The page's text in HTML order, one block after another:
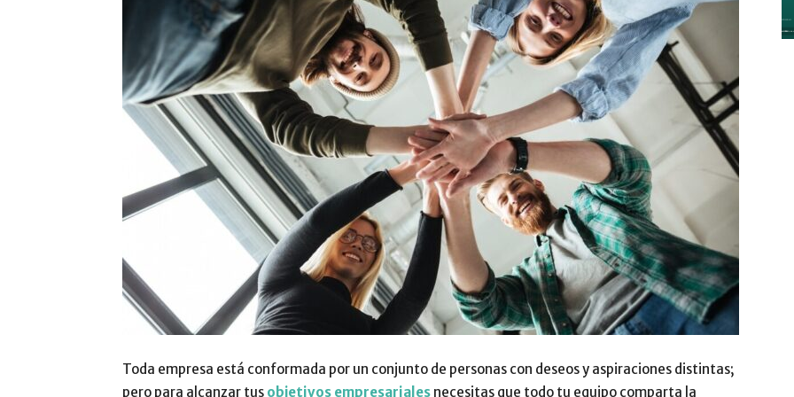
y
Digitalización
–
Toda empresa está conformada por un conjunto de personas con deseos y aspiraciones distintas;
pero para alcanzar tus objetivos empresariales necesitas que todo tu equipo comparta la